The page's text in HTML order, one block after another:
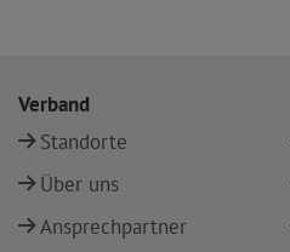
Verband
Standorte
Über uns
Ansprechpartner